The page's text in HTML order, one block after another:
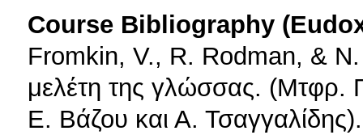
Course Bibliography
Fromkin, V., R. Rodman, &
μελέτη της γλώσσας.
Ε. Βάζου και Α.